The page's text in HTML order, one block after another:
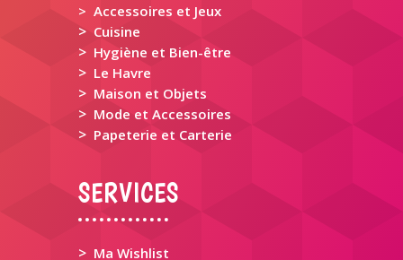
> Accessoires et Jeux
> Cuisine
> Hygiène et Bien-être
> Le Havre
> Maison et Objets
> Mode et Accessoires
> Papeterie et Carterie
SERVICES
> Ma Wishlist